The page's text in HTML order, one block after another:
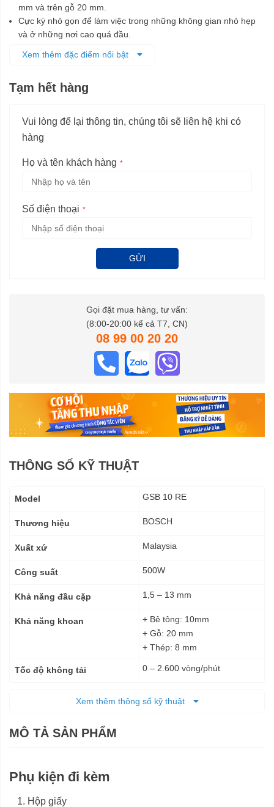
mm và trên gỗ 20 mm.
Cực kỳ nhỏ gọn để làm việc trong những không gian nhỏ hẹp
và ở những nơi cao quá đầu.
Có chế độ đảo chiều và chỉnh tốc độ linh hoạt.
Xem thêm đặc điểm nổi bật
Tạm hết hàng
Vui lòng để lại thông tin, chúng tôi sẽ liên hệ khi có
hàng
Họ và tên khách hàng
Số điện thoại
GỬI
Gọi đặt mua hàng, tư vấn:
(8:00-20:00 kể cả T7, CN)
08 99 00 20 20
THÔNG SỐ KỸ THUẬT
kỹ
Model GSB 10 RE
Thương hiệu BOSCH
Xuất xứ Malaysia
Công suất 500W
Khả năng đầu cặp 1,5 – 13 mm
Khả năng khoan
+ Bê tông: 10mm
+ Gỗ: 20 mm
+ Thép: 8 mm
Tốc độ không tải 0 – 2.600 vòng/phút
Nguồn cấp
Xem thêm thông số kỹ thuật
MÔ TẢ SẢN PHẨM
Phụ kiện đi kèm
Hộp giấy